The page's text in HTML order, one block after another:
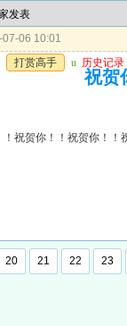
发表
06 10:01
打赏高手 u 历史记录
祝贺
祝贺你！！祝贺你！！
20 21 22 23